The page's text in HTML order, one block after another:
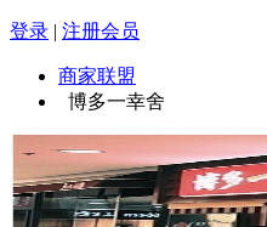
登录 | 注册会员
商家联盟
博多一幸舍